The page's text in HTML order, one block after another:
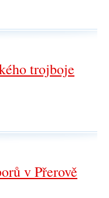
trojboje
v Přerově